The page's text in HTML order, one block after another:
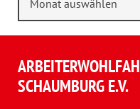
SCHAUMBURG E.V.